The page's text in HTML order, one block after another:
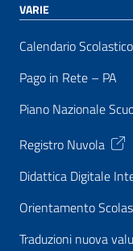
VARIE
Calendario Scolastico
Pago in Rete – PA
Piano Nazionale
Registro Nuvola
Didattica Digitale
Orientamento
Traduzioni nuova